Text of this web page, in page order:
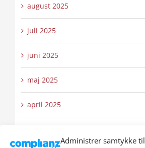
Administrer samtykke til
august 2025
juli 2025
juni 2025
maj 2025
april 2025